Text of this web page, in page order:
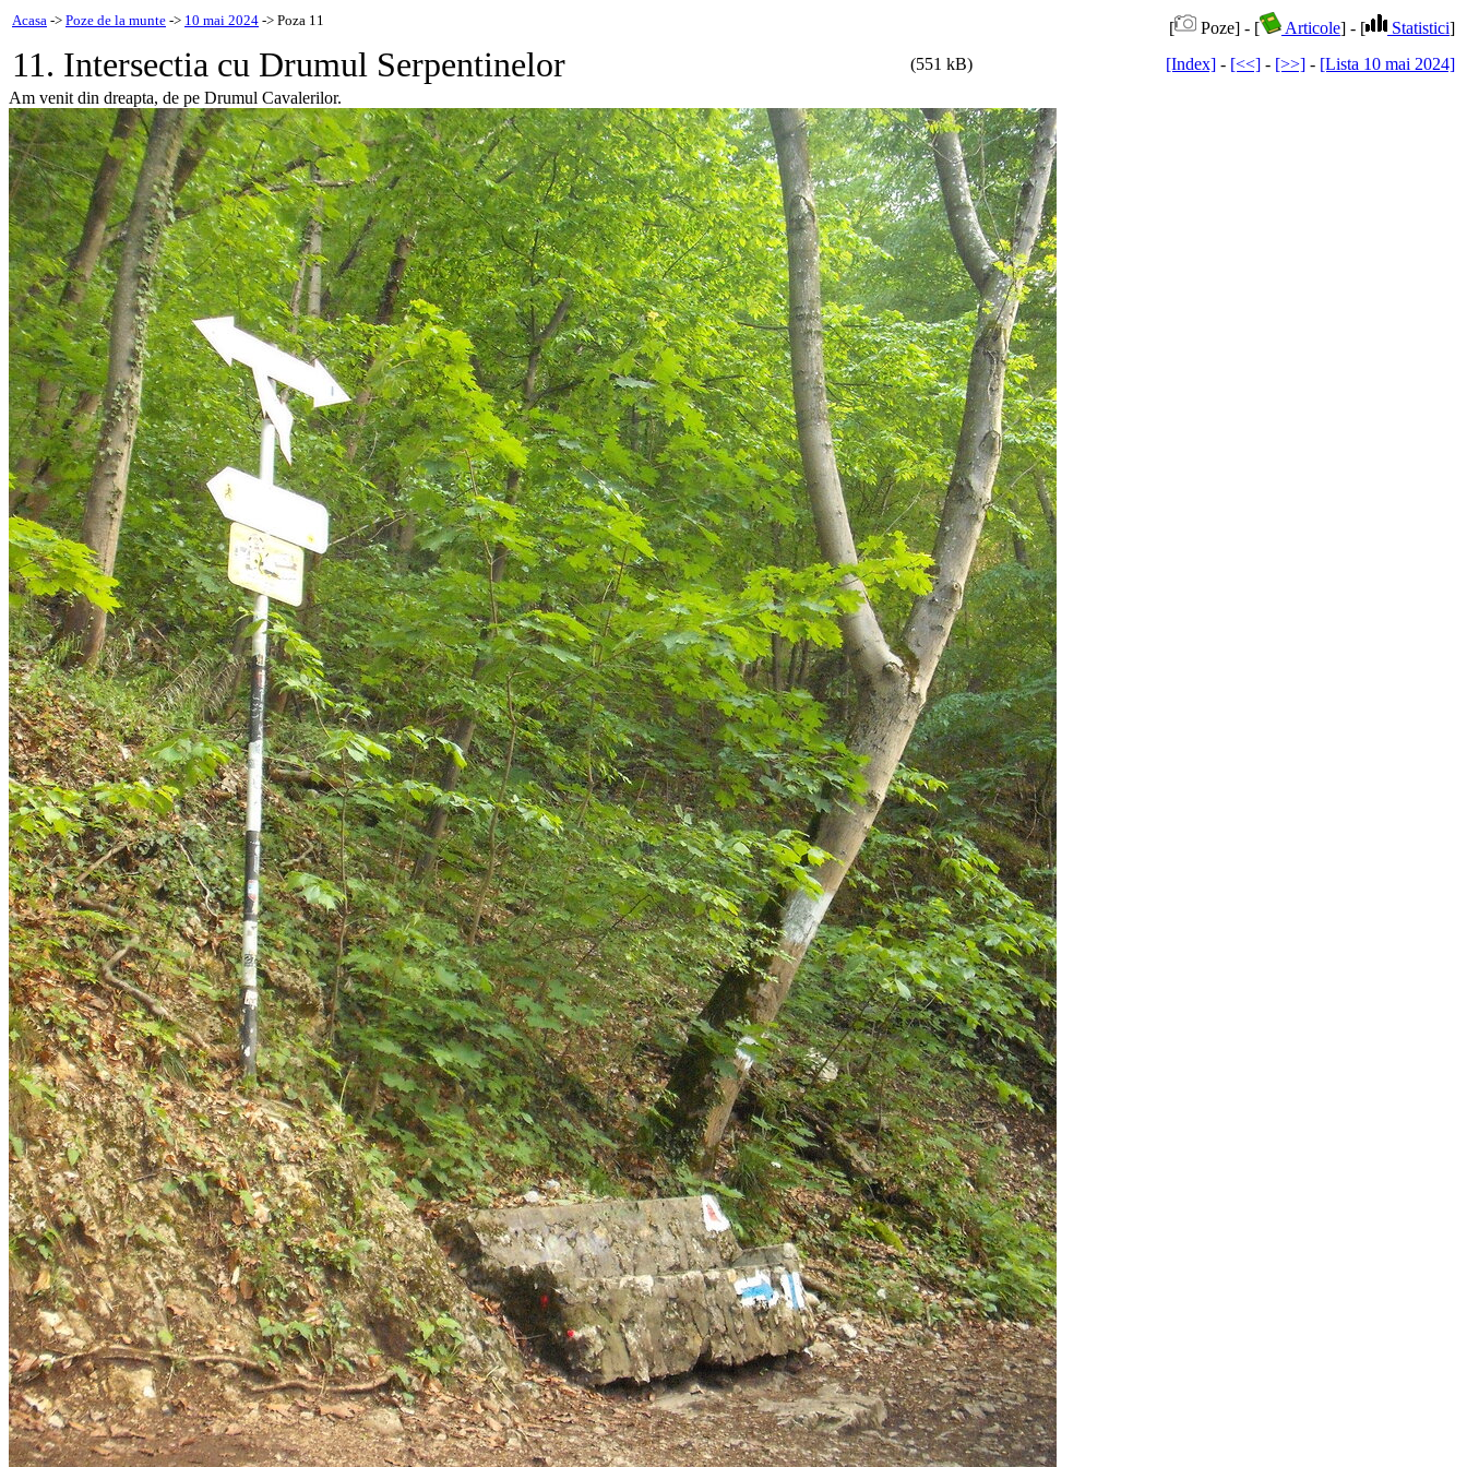
Acasa -> Poze de la munte -> 10 mai 2024 -> Poza 11 [ Poze] - [ Articole] - [ Statistici]
11. Intersectia cu Drumul Serpentinelor (551 kB) [Index] - [<<] - [>>] - [Lista 10 mai 2024]
Am venit din dreapta, de pe Drumul Cavalerilor.